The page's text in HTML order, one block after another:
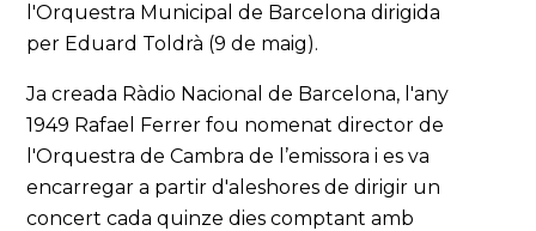
l'Orquestra Municipal de Barcelona dirigida
per Eduard Toldrà (9 de maig).
Ja creada Ràdio Nacional de Barcelona, l'any
1949 Rafael Ferrer fou nomenat director de
l'Orquestra de Cambra de l’emissora i es va
encarregar a partir d'aleshores de dirigir un
concert cada quinze dies comptant amb